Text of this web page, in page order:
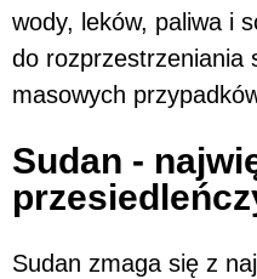
wody, leków, paliwa i
do rozprzestrzeniania
masowych
Sudan -
Sudan zmaga się z